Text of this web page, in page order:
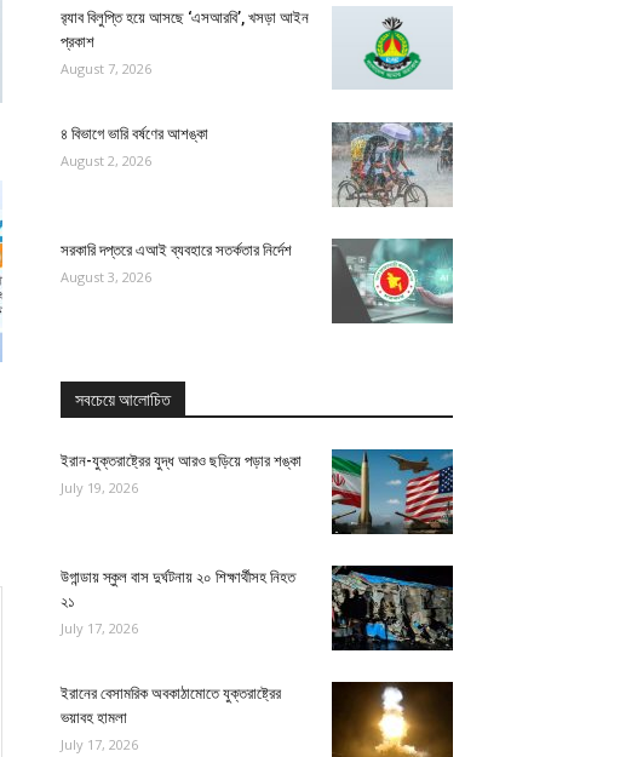
র‍্যাব বিলুপ্তি হয়ে আসছে ‘এসআরবি’, খসড়া আইন
প্রকাশ
August 7, 2026
৪ বিভাগে ভারি বর্ষণের আশঙ্কা
August 2, 2026
সরকারি দপ্তরে এআই ব্যবহারে সতর্কতার নির্দেশ
August 3, 2026
সবচেয়ে আলোচিত
ইরান-যুক্তরাষ্ট্রের যুদ্ধ আরও ছড়িয়ে পড়ার শঙ্কা
July 19, 2026
উগান্ডায় স্কুল বাস দুর্ঘটনায় ২০ শিক্ষার্থীসহ নিহত
২১
July 17, 2026
ইরানের বেসামরিক অবকাঠামোতে যুক্তরাষ্ট্রের
ভয়াবহ হামলা
July 17, 2026